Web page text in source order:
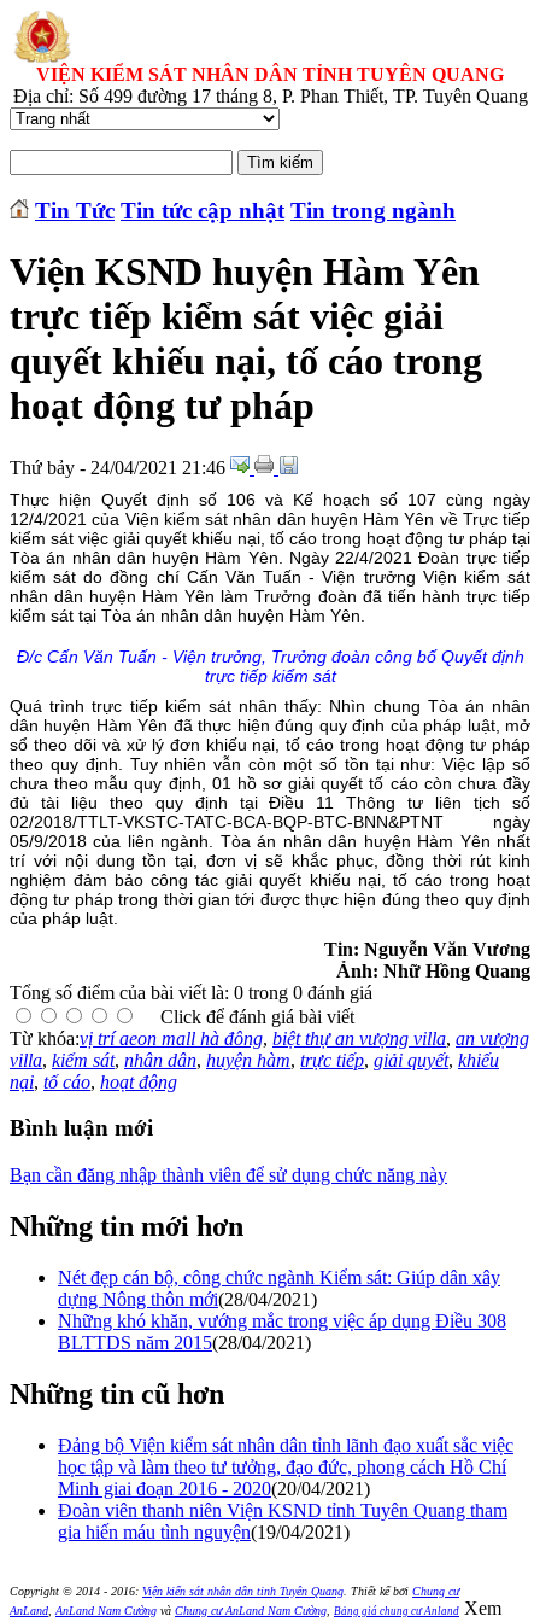
VIỆN KIỂM SÁT NHÂN DÂN TỈNH TUYÊN QUANG
Địa chỉ: Số 499 đường 17 tháng 8, P. Phan Thiết, TP. Tuyên Quang
Tin Tức Tin tức cập nhật Tin trong ngành
Viện KSND huyện Hàm Yên
trực tiếp kiểm sát việc giải
quyết khiếu nại, tố cáo trong
hoạt động tư pháp
Thứ bảy - 24/04/2021 21:46
Thực hiện Quyết định số 106 và Kế hoạch số 107 cùng ngày
12/4/2021 của Viện kiểm sát nhân dân huyện Hàm Yên về Trực tiếp
kiểm sát việc giải quyết khiếu nại, tố cáo trong hoạt động tư pháp tại
Tòa án nhân dân huyện Hàm Yên. Ngày 22/4/2021 Đoàn trực tiếp
kiểm sát do đồng chí Cấn Văn Tuấn - Viện trưởng Viện kiểm sát
nhân dân huyện Hàm Yên làm Trưởng đoàn đã tiến hành trực tiếp
kiểm sát tại Tòa án nhân dân huyện Hàm Yên.
Đ/c Cấn Văn Tuấn - Viện trưởng, Trưởng đoàn công bố Quyết định
trực tiếp kiểm sát
Quá trình trực tiếp kiểm sát nhân thấy: Nhìn chung Tòa án nhân
dân huyện Hàm Yên đã thực hiện đúng quy định của pháp luật, mở
sổ theo dõi và xử lý đơn khiếu nại, tố cáo trong hoạt động tư pháp
theo quy định. Tuy nhiên vẫn còn một số tồn tại như: Việc lập sổ
chưa theo mẫu quy định, 01 hồ sơ giải quyết tố cáo còn chưa đầy
đủ tài liệu theo quy định tại Điều 11 Thông tư liên tịch số
02/2018/TTLT-VKSTC-TATC-BCA-BQP-BTC-BNN&PTNT ngày
05/9/2018 của liên ngành. Tòa án nhân dân huyện Hàm Yên nhất
trí với nội dung tồn tại, đơn vị sẽ khắc phục, đồng thời rút kinh
nghiệm đảm bảo công tác giải quyết khiếu nại, tố cáo trong hoạt
động tư pháp trong thời gian tới được thực hiện đúng theo quy định
của pháp luật.
Tin: Nguyễn Văn Vương
Ảnh: Nhữ Hồng Quang
Tổng số điểm của bài viết là: 0 trong 0 đánh giá
Click để đánh giá bài viết
Từ khóa:vị trí aeon mall hà đông, biệt thự an vượng villa, an vượng
villa, kiểm sát, nhân dân, huyện hàm, trực tiếp, giải quyết, khiếu
nại, tố cáo, hoạt động
Bình luận mới
Bạn cần đăng nhập thành viên để sử dụng chức năng này
Những tin mới hơn
Nét đẹp cán bộ, công chức ngành Kiểm sát: Giúp dân xây
dựng Nông thôn mới(28/04/2021)
Những khó khăn, vướng mắc trong việc áp dụng Điều 308
BLTTDS năm 2015(28/04/2021)
Những tin cũ hơn
Đảng bộ Viện kiểm sát nhân dân tỉnh lãnh đạo xuất sắc việc
học tập và làm theo tư tưởng, đạo đức, phong cách Hồ Chí
Minh giai đoạn 2016 - 2020(20/04/2021)
Đoàn viên thanh niên Viện KSND tỉnh Tuyên Quang tham
gia hiến máu tình nguyện(19/04/2021)
Copyright © 2014 - 2016: Viện kiển sát nhân dân tỉnh Tuyên Quang Thiết kế bởi Chung cư
AnLand AnLand Nam Cường và Chung cư AnLand Nam Cường Bảng giá chung cư Anland Xem